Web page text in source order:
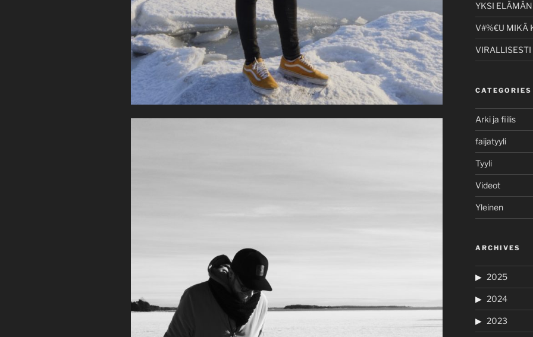
YKSI
V#%€U MIKÄ
CATEGORIES
Arki ja fiilis
faijatyyli
Tyyli
Videot
Yleinen
ARCHIVES
2025
2024
2023